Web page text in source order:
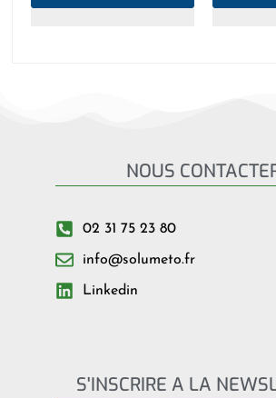
NOUS
02 31 75 23 80
info@solumeto.fr
Linkedin
S'INSCRIRE A LA